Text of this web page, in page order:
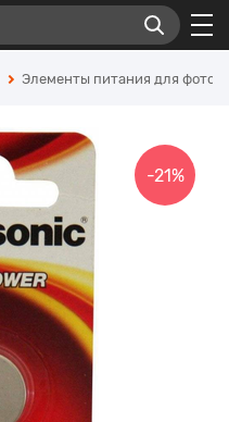
Элементы питания для
-21%